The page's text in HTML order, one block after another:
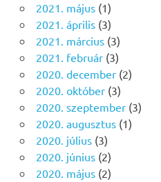
2021. május(1)
2021. április(3)
2021. március(3)
2021. február(3)
2020. december(2)
2020. október(3)
2020. szeptember(3)
2020. augusztus(1)
2020. július(3)
2020. június(2)
2020. május(2)